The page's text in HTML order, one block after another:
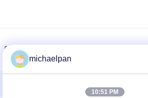
5 6
michaelpan
10:51 PM